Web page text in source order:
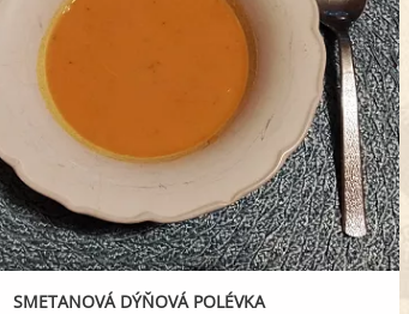
SMETANOVÁ DÝŇOVÁ POLÉVKA